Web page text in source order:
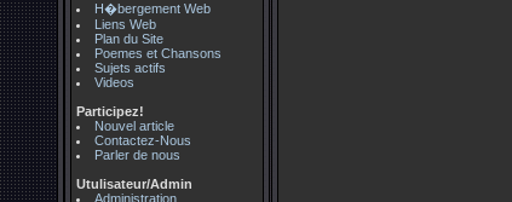
H�bergement Web
Liens Web
Plan du Site
Poemes et Chansons
Sujets actifs
Videos
Participez!
Nouvel article
Contactez-Nous
Parler de nous
Utulisateur/Admin
Administration